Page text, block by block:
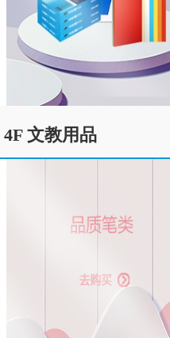
4F 文教用品